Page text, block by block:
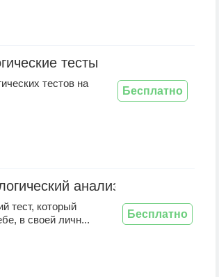
тесты
тестов на
Бесплатно
анализ личности по
тест, который
в своей личн...
Бесплатно